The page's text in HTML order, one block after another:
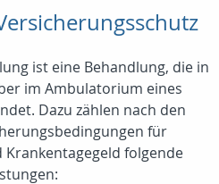
ist eine Behandlung, die in
im Ambulatorium eines
Dazu zählen nach den
für
folgende